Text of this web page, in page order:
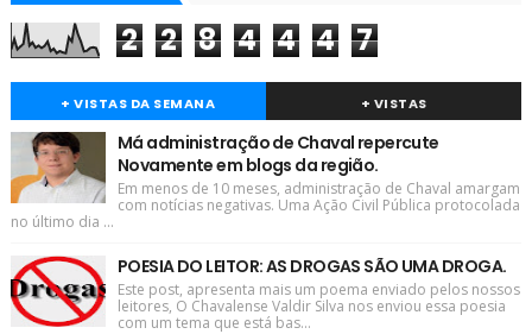
2 2 8 4 4 4 7
+ VISTAS DA SEMANA + VISTAS
Má administração de Chaval repercute
Novamente em blogs da região.
Em menos de 10 meses, administração de Chaval amargam
com notícias negativas. Uma Ação Civil Pública protocolada
no último dia ...
POESIA DO LEITOR: AS DROGAS SÃO UMA DROGA.
Este post, apresenta mais um poema enviado pelos nossos
leitores, O Chavalense Valdir Silva nos enviou essa poesia
com um tema que está bas...